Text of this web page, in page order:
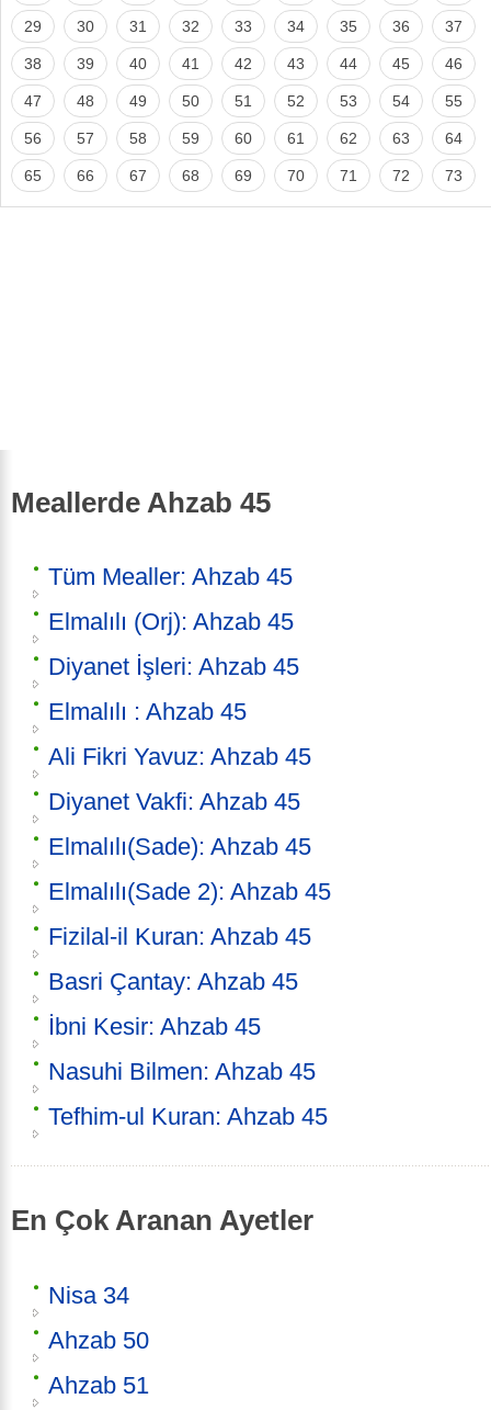
29 30 31 32 33 34 35 36 37
38 39 40 41 42 43 44 45 46
47 48 49 50 51 52 53 54 55
56 57 58 59 60 61 62 63 64
65 66 67 68 69 70 71 72 73
Meallerde Ahzab 45
Tüm Mealler: Ahzab 45
Elmalılı (Orj): Ahzab 45
Diyanet İşleri: Ahzab 45
Elmalılı : Ahzab 45
Ali Fikri Yavuz: Ahzab 45
Diyanet Vakfi: Ahzab 45
Elmalılı(Sade): Ahzab 45
Elmalılı(Sade 2): Ahzab 45
Fizilal-il Kuran: Ahzab 45
Basri Çantay: Ahzab 45
İbni Kesir: Ahzab 45
Nasuhi Bilmen: Ahzab 45
Tefhim-ul Kuran: Ahzab 45
En Çok Aranan Ayetler
Nisa 34
Ahzab 50
Ahzab 51